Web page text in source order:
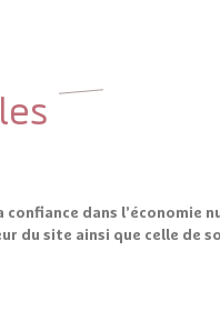
dans l’économie
du site ainsi que celle de